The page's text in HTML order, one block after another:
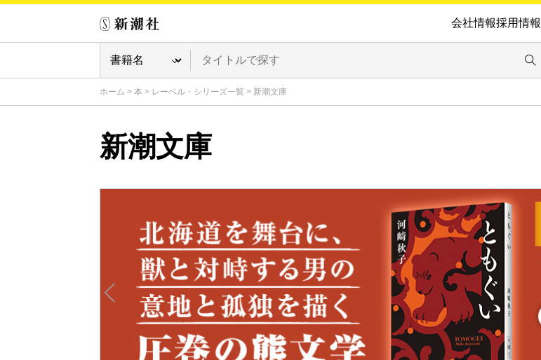
会社情報採用情報
ホーム > 本 > レーベル・シリーズ一覧 > 新潮文庫
新潮文庫